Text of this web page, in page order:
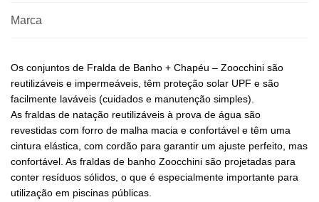
Marca
Os conjuntos de Fralda de Banho + Chapéu – Zoocchini são
reutilizáveis ​​e impermeáveis, têm proteção solar UPF e são
facilmente laváveis (cuidados e manutenção simples).
As fraldas de natação reutilizáveis ​​à prova de água são
revestidas com forro de malha macia e confortável e têm uma
cintura elástica, com cordão para garantir um ajuste perfeito, mas
confortável. As fraldas de banho Zoocchini são projetadas para
conter resíduos sólidos, o que é especialmente importante para
utilização em piscinas públicas.